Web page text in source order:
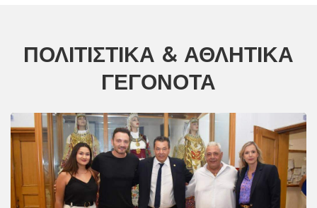
ΠΟΛΙΤΙΣΤΙΚΆ & ΑΘΛΗΤΙΚΆ
ΓΕΓΟΝΌΤΑ